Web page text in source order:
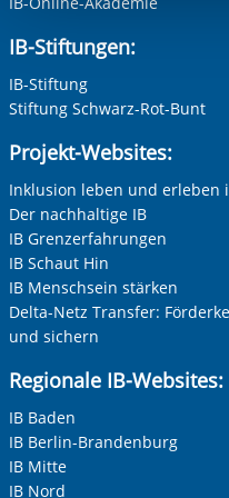
berechtigter Interessen
Einwilligung.
Vorherige
IB-Stiftungen:
IB-Stiftung
Stiftung Schwarz-Rot-Bunt
Projekt-Websites:
Inklusion leben und erleben
Der nachhaltige IB
IB Grenzerfahrungen
IB Schaut Hin
IB Menschsein stärken
Delta-Netz Transfer:
und sichern
Regionale IB-Websites:
IB Baden
IB Berlin-Brandenburg
IB Mitte
IB Nord